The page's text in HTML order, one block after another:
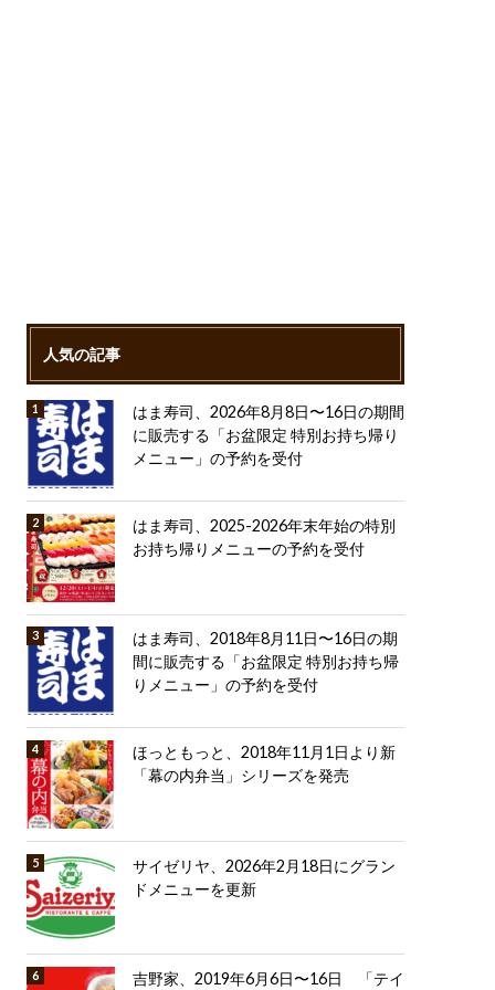
人気の記事
はま寿司、2026年8月8日〜16日の期間
に販売する「お盆限定 特別お持ち帰り
メニュー」の予約を受付
はま寿司、2025-2026年末年始の特別
お持ち帰りメニューの予約を受付
はま寿司、2018年8月11日〜16日の期
間に販売する「お盆限定 特別お持ち帰
りメニュー」の予約を受付
ほっともっと、2018年11月1日より新
「幕の内弁当」シリーズを発売
サイゼリヤ、2026年2月18日にグラン
ドメニューを更新
吉野家、2019年6月6日〜16日 「テイ